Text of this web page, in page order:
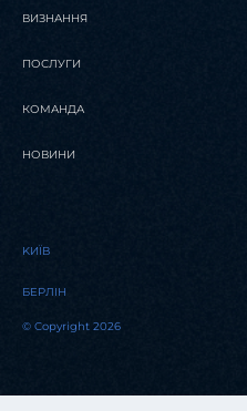
ВИЗНАННЯ
ПОСЛУГИ
КОМАНДА
НОВИНИ
KИЇВ
БЕРЛІН
© Copyright 2026